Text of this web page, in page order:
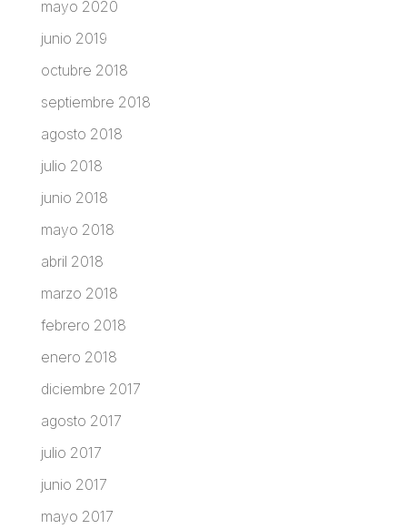
mayo 2020
junio 2019
octubre 2018
septiembre 2018
agosto 2018
julio 2018
junio 2018
mayo 2018
abril 2018
marzo 2018
febrero 2018
enero 2018
diciembre 2017
agosto 2017
julio 2017
junio 2017
mayo 2017